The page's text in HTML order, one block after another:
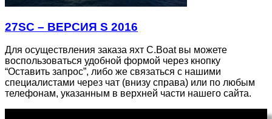
27SC – ВЕРСИЯ S 2016
Для осуществления заказа яхт C.Boat вы можете
воспользоваться удобной формой через кнопку
“Оставить запрос”, либо же связаться с нашими
специалистами через чат (внизу справа) или по любым
телефонам, указанным в верхней части нашего сайта.